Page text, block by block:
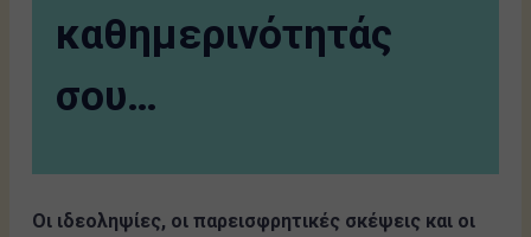
καθημερινότητάς
σου…
Οι ιδεοληψίες, οι παρεισφρητικές σκέψεις και οι